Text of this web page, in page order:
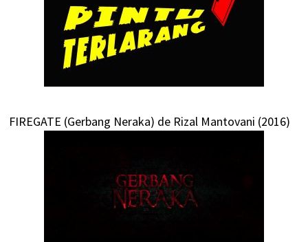
FIREGATE (Gerbang Neraka) de Rizal Mantovani (2016)